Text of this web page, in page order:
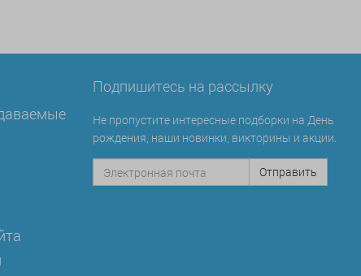
Подпишитесь на рассылку
Не пропустите интересные подборки на День
рождения, наши новинки, викторины и акции.